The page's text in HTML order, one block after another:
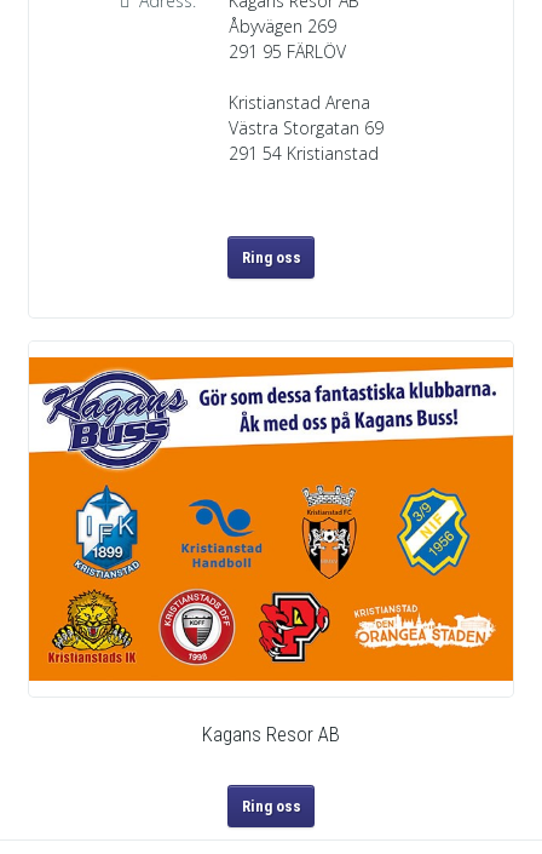
291 95FÄRLÖV
Västra Storgatan 69
291 54 Kristianstad
Ring oss
Åbyvägen 269
291 95 FÄRLÖV
Kristianstad Arena
Västra Storgatan 69
291 54 Kristianstad
Ring oss
Sociala medier
Kagans Resor AB
Ring oss